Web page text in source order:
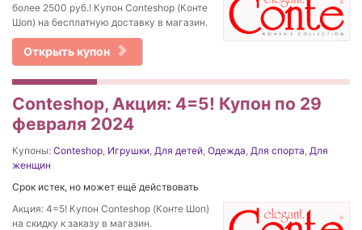
более 2500 руб.! Купон Conteshop (Конте
Шоп) на бесплатную доставку в магазин.
Открыть купон
Conteshop, Акция: 4=5! Купон по 29
февраля 2024
Купоны: Conteshop Игрушки Для детей Одежда Для спорта Для
женщин
Срок истек, но может ещё действовать
Акция: 4=5! Купон Conteshop (Конте Шоп)
на скидку к заказу в магазин.